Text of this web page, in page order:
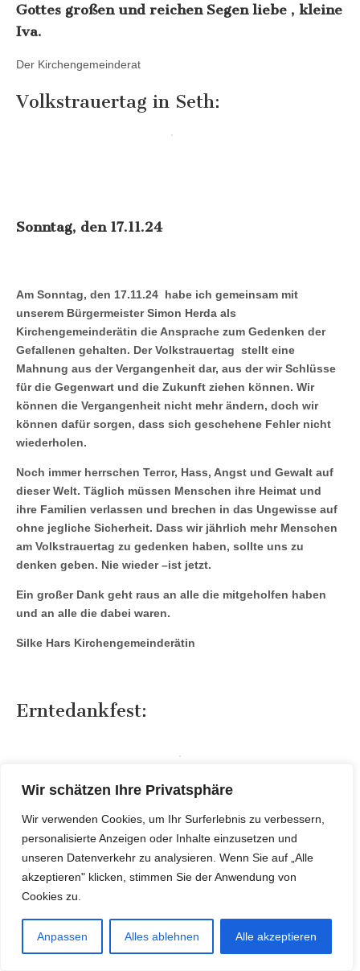
Wir schätzen Ihre Privatsphäre
Wir verwenden Cookies, um Ihr Surferlebnis zu verbessern,
personalisierte Anzeigen oder Inhalte einzusetzen und
unseren Datenverkehr zu analysieren. Wenn Sie auf „Alle
akzeptieren" klicken, stimmen Sie der Anwendung von
Cookies zu.
Anpassen Alles ablehnen Alle akzeptieren
Gottes großen und reichen Segen liebe , kleine
Iva.
Der Kirchengemeinderat
Volkstrauertag in Seth:
Sonntag, den 17.11.24
Am Sonntag, den 17.11.24 habe ich gemeinsam mit
unserem Bürgermeister Simon Herda als
Kirchengemeinderätin die Ansprache zum Gedenken der
Gefallenen gehalten. Der Volkstrauertag stellt eine
Mahnung aus der Vergangenheit dar, aus der wir Schlüsse
für die Gegenwart und die Zukunft ziehen können. Wir
können die Vergangenheit nicht mehr ändern, doch wir
können dafür sorgen, dass sich geschehene Fehler nicht
wiederholen.
Noch immer herrschen Terror, Hass, Angst und Gewalt auf
dieser Welt. Täglich müssen Menschen ihre Heimat und
ihre Familien verlassen und brechen in das Ungewisse auf
ohne jegliche Sicherheit. Dass wir jährlich mehr Menschen
am Volkstrauertag zu gedenken haben, sollte uns zu
denken geben. Nie wieder –ist jetzt.
Ein großer Dank geht raus an alle die mitgeholfen haben
und an alle die dabei waren.
Silke Hars Kirchengemeinderätin
Erntedankfest:
Am Sonntag, den 06.10.24 wurde in der
Petruskirche Ernte Dank gefeiert. Die
Landfrauen haben liebevoll die Kirche
geschmückt. Der Frauenkreis der
Kirchengemeinde unter der Leitung von Frau
Benning haben in diesem Jahr eine neue
den Gottesdienst auch für das leibliche Wohl
gesorgt. In diesem feierlichen Gottesdienst